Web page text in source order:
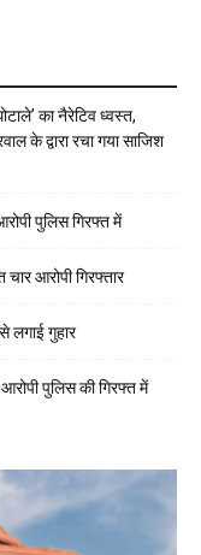
का नैरेटिव ध्वस्त,
के द्वारा रचा गया साजिश
पुलिस गिरफ्त में
आरोपी गिरफ्तार
लगाई गुहार
पुलिस की गिरफ्त में